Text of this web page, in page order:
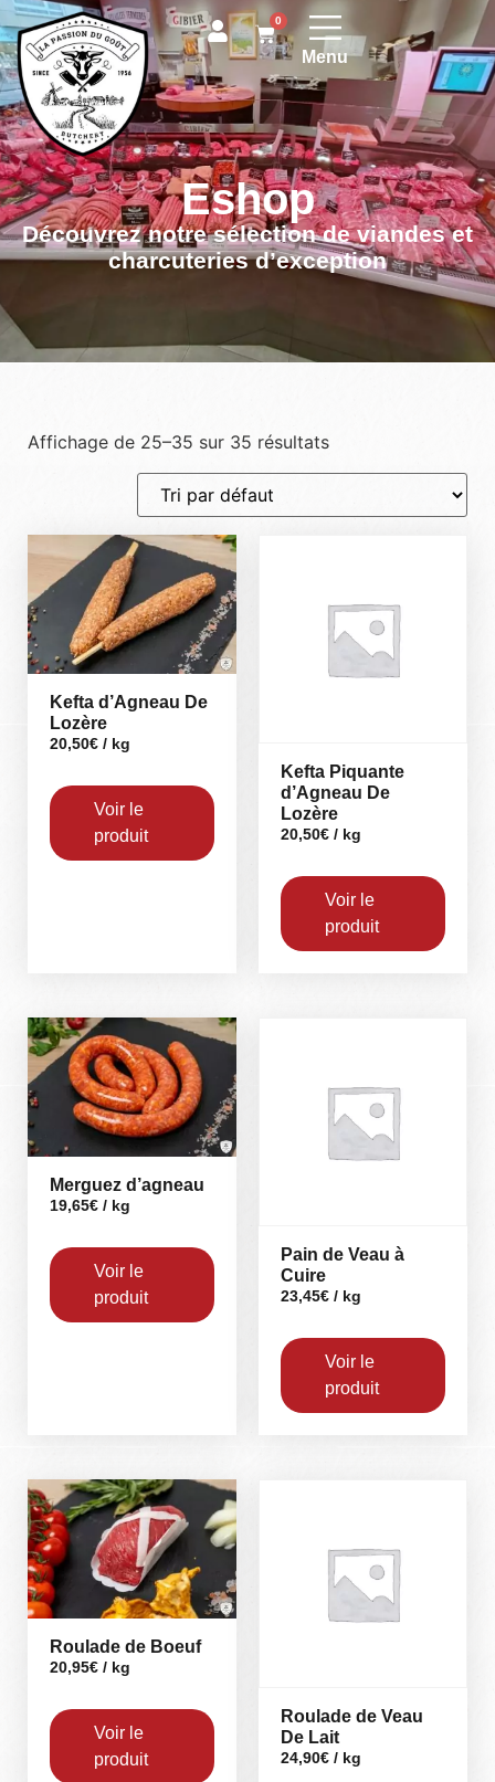
0
Menu
Eshop
Découvrez notre sélection de viandes et
charcuteries d’exception
Affichage de 25–35 sur 35 résultats
Kefta d’Agneau De
Lozère
20,50€ / kg
Voir le
produit
Kefta Piquante
d’Agneau De
Lozère
20,50€ / kg
Voir le
produit
Merguez d’agneau
19,65€ / kg
Voir le
produit
Pain de Veau à
Cuire
23,45€ / kg
Voir le
produit
Roulade de Boeuf
20,95€ / kg
Voir le
produit
Roulade de Veau
De Lait
24,90€ / kg